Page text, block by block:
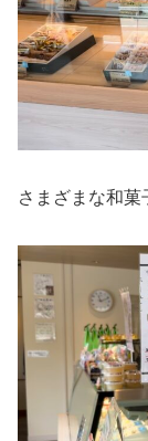
さまざまな和菓